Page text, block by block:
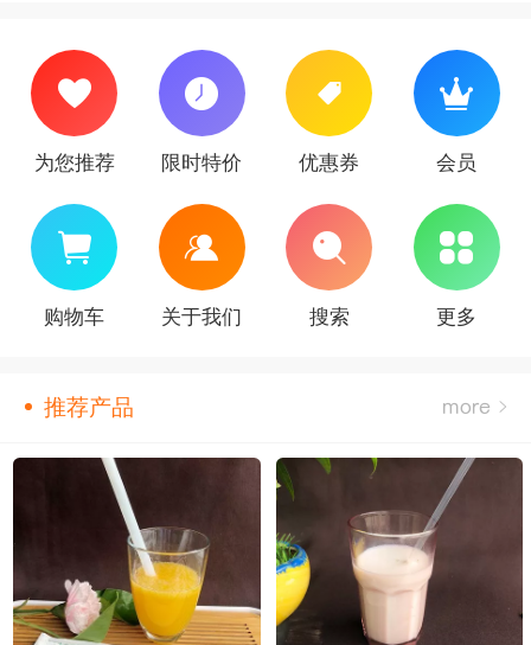
为您推荐 限时特价 优惠券 会员
购物车 关于我们 搜索 更多
推荐产品